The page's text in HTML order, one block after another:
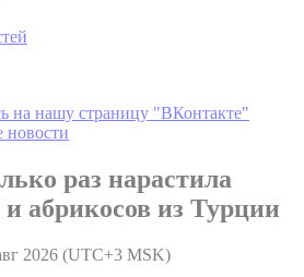
на нашу страницу "ВКонтакте"
новости
раз нарастила
абрикосов из Турции
2026 (UTC+3 MSK)